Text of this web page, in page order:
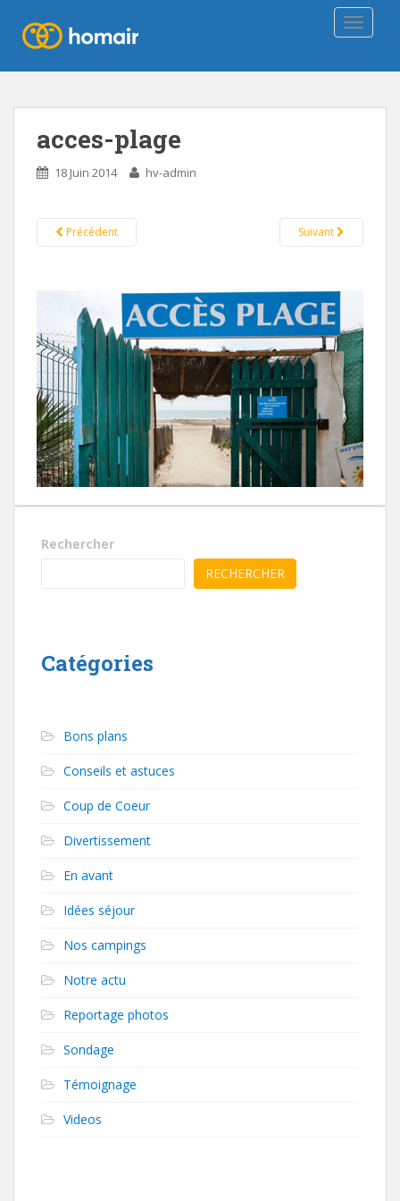
acces-plage
18 Juin 2014 hv-admin
Précédent Suivant
Rechercher
RECHERCHER
Catégories
Bons plans
Conseils et astuces
Coup de Coeur
Divertissement
En avant
Idées séjour
Nos campings
Notre actu
Reportage photos
Sondage
Témoignage
Videos